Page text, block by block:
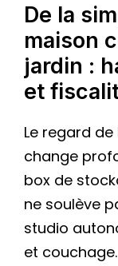
De la
maison
jardin :
et
Le regard
change
box de
ne soulève
studio
et